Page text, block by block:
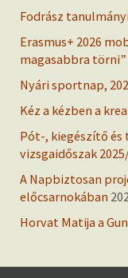
Fodrász
Erasmus+ 2026
magasabbra törni”
Nyári sportnap,
Kéz a kézben a
Pót-, kiegészítő és
vizsgaidőszak
A Napbiztosan
előcsarnokában
Horvat Matija a